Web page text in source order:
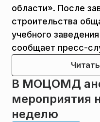
области». После
строительства
учебного
сообщает пресс-
В МОЦОМД
мероприятия
неделю